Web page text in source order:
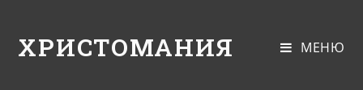
ХРИСТОМАНИЯ МЕНЮ